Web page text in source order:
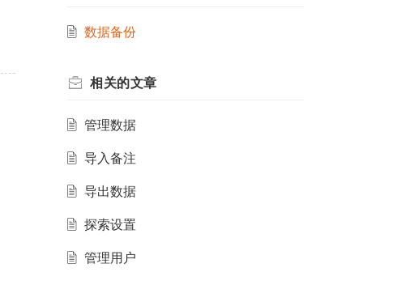
数据备份
相关的文章
管理数据
导入备注
导出数据
探索设置
管理用户